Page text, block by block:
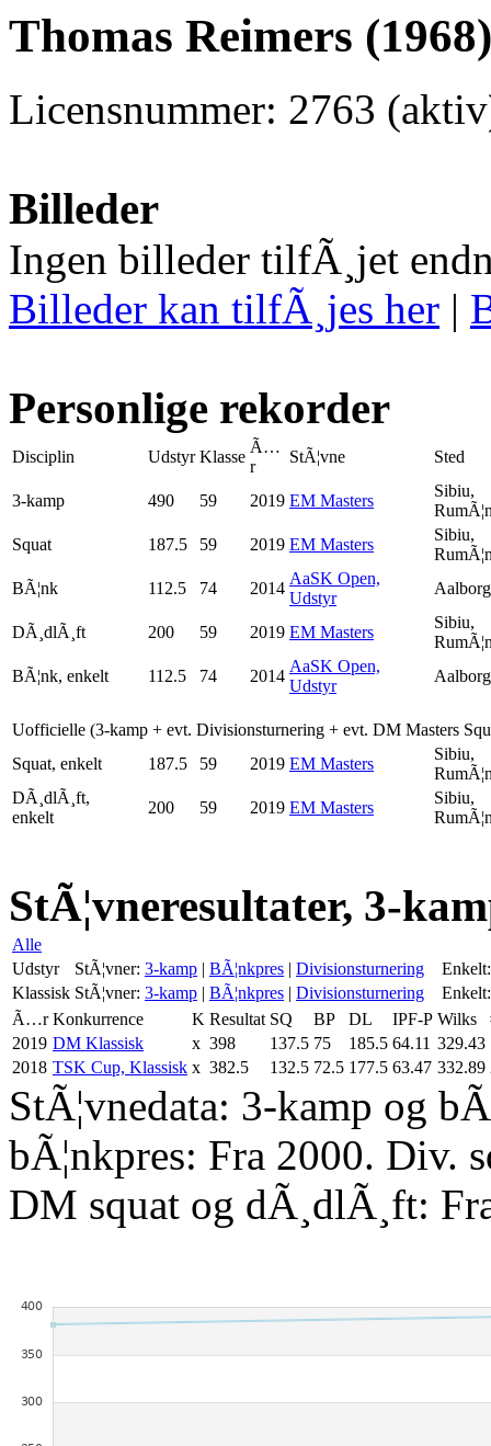
Thomas Reimers
Licensnummer: 2763
Billeder
Ingen billeder tilfÃ¸jet
Billeder kan tilfÃ¸jes her |
Personlige rekorder
Disciplin Udstyr Klasse
Ã…
r
StÃ¦vne Sted
3-kamp 490 59 2019 EM Masters
Sibiu,
Squat
187.5 59 2019 EM Masters
Sibiu,
BÃ¦nk
112.5 74 2014
AaSK Open,
Udstyr
Aalborg
DÃ¸dlÃ¸ft 200 59 2019 EM Masters
Sibiu,
BÃ¦nk, enkelt
112.5 74 2014
AaSK Open,
Udstyr
Aalborg
Uofficielle (3-kamp + evt. Divisionsturnering + evt. DM Masters
Squat, enkelt
187.5 59 2019 EM Masters
Sibiu,
DÃ¸dlÃ¸ft,
enkelt
200 59 2019 EM Masters
Sibiu,
StÃ¦vneresultater, 3-
Alle
Udstyr
StÃ¦vner: 3-kamp | BÃ¦nkpres | Divisionsturnering
Enkelt:
Klassisk StÃ¦vner: 3-kamp | BÃ¦nkpres | Divisionsturnering
Enkelt:
Ã…r Konkurrence K Resultat SQ BP DL IPF-P Wilks
2019 DM Klassisk x 398 137.5 75 185.5 64.11 329.43
2018 TSK Cup, Klassisk x 382.5 132.5 72.5 177.5 63.47 332.89
StÃ¦vnedata: 3-kamp og
bÃ¦nkpres: Fra 2000. Div.
DM squat og dÃ¸dlÃ¸ft: